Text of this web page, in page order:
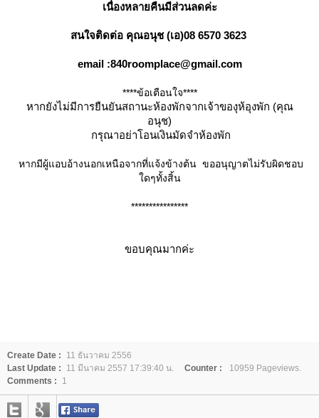
เนื่องหลายคืนมีส่วนลดค่ะ
สนใจติดต่อ คุณอนุช (เอ)08 6570 3623
email :840roomplace@gmail.com
****ข้อเตือนใจ****
หากยังไม่มีการยืนยันสถานะห้องพักจากเจ้าของุห้อุงพัก (คุณ
อนุช)
กรุณาอย่าโอนเงินมัดจำห้องพัก
หากมีผู้แอบอ้างนอกเหนือจากที่แจ้งข้างต้น ขออนุญาตไม่รับผิดชอบ
ดๆทั้งสิ้น
****************
ขอบคุณมากค่ะ
Create Date :
11 ธันวาคม 2556
Last Update :
11 มีนาคม 2557 17:39:40 น. Counter :
10959 Pageviews.
Comments :
1